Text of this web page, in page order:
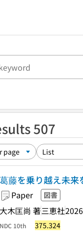
507
葛藤を乗り越え未
Paper 図書
大木匡尚 著三恵社
NDC 10th 375.324